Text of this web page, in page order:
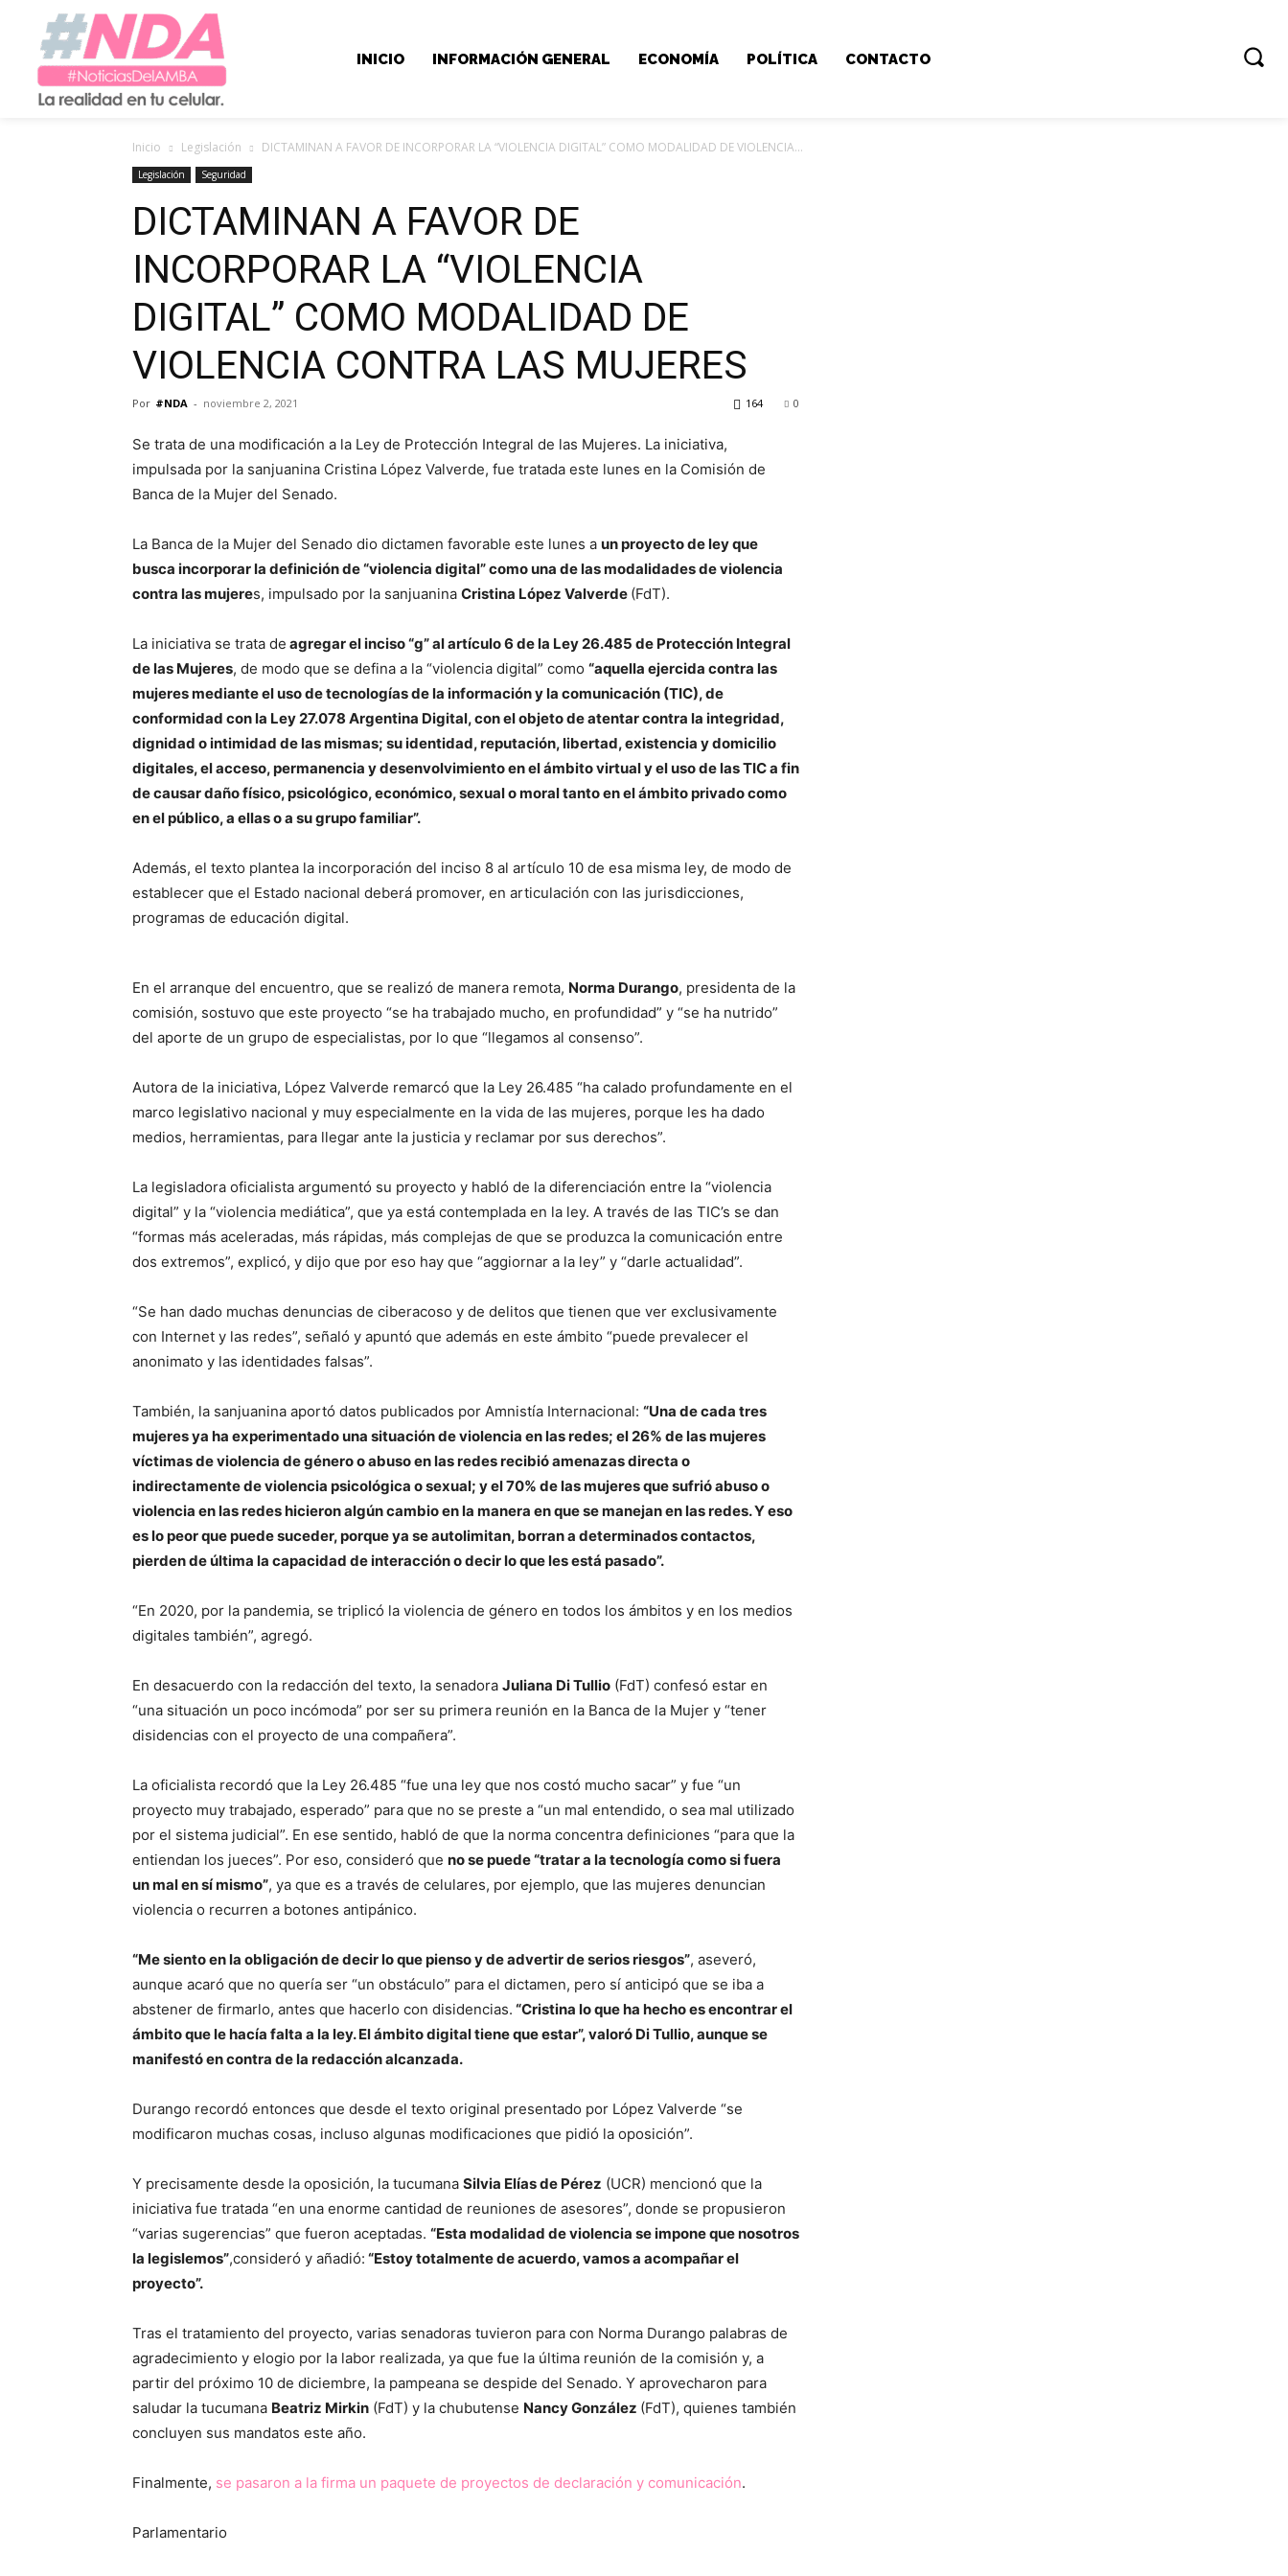
INICIO INFORMACIÓN GENERAL ECONOMÍA POLÍTICA CONTACTO
Inicio Legislación DICTAMINAN A FAVOR DE INCORPORAR LA “VIOLENCIA DIGITAL” COMO MODALIDAD DE VIOLENCIA...
Legislación Seguridad
DICTAMINAN A FAVOR DE
INCORPORAR LA “VIOLENCIA
DIGITAL” COMO MODALIDAD DE
VIOLENCIA CONTRA LAS MUJERES
Por #NDA - noviembre 2, 2021 0
164
Se trata de una modificación a la Ley de Protección Integral de las Mujeres. La iniciativa,
impulsada por la sanjuanina Cristina López Valverde, fue tratada este lunes en la Comisión de
Banca de la Mujer del Senado.
La Banca de la Mujer del Senado dio dictamen favorable este lunes a un proyecto de ley que
busca incorporar la definición de “violencia digital” como una de las modalidades de violencia
contra las mujeres, impulsado por la sanjuanina Cristina López Valverde (FdT).
La iniciativa se trata de agregar el inciso “g” al artículo 6 de la Ley 26.485 de Protección Integral
de las Mujeres, de modo que se defina a la “violencia digital” como “aquella ejercida contra las
mujeres mediante el uso de tecnologías de la información y la comunicación (TIC), de
conformidad con la Ley 27.078 Argentina Digital, con el objeto de atentar contra la integridad,
dignidad o intimidad de las mismas; su identidad, reputación, libertad, existencia y domicilio
digitales, el acceso, permanencia y desenvolvimiento en el ámbito virtual y el uso de las TIC a fin
de causar daño físico, psicológico, económico, sexual o moral tanto en el ámbito privado como
en el público, a ellas o a su grupo familiar”.
Además, el texto plantea la incorporación del inciso 8 al artículo 10 de esa misma ley, de modo de
establecer que el Estado nacional deberá promover, en articulación con las jurisdicciones,
programas de educación digital.
En el arranque del encuentro, que se realizó de manera remota, Norma Durango, presidenta de la
comisión, sostuvo que este proyecto “se ha trabajado mucho, en profundidad” y “se ha nutrido”
del aporte de un grupo de especialistas, por lo que “llegamos al consenso”.
Autora de la iniciativa, López Valverde remarcó que la Ley 26.485 “ha calado profundamente en el
marco legislativo nacional y muy especialmente en la vida de las mujeres, porque les ha dado
medios, herramientas, para llegar ante la justicia y reclamar por sus derechos”.
La legisladora oficialista argumentó su proyecto y habló de la diferenciación entre la “violencia
digital” y la “violencia mediática”, que ya está contemplada en la ley. A través de las TIC’s se dan
“formas más aceleradas, más rápidas, más complejas de que se produzca la comunicación entre
dos extremos”, explicó, y dijo que por eso hay que “aggiornar a la ley” y “darle actualidad”.
“Se han dado muchas denuncias de ciberacoso y de delitos que tienen que ver exclusivamente
con Internet y las redes”, señaló y apuntó que además en este ámbito “puede prevalecer el
anonimato y las identidades falsas”.
También, la sanjuanina aportó datos publicados por Amnistía Internacional: “Una de cada tres
mujeres ya ha experimentado una situación de violencia en las redes; el 26% de las mujeres
víctimas de violencia de género o abuso en las redes recibió amenazas directa o
indirectamente de violencia psicológica o sexual; y el 70% de las mujeres que sufrió abuso o
violencia en las redes hicieron algún cambio en la manera en que se manejan en las redes. Y eso
es lo peor que puede suceder, porque ya se autolimitan, borran a determinados contactos,
pierden de última la capacidad de interacción o decir lo que les está pasado”.
“En 2020, por la pandemia, se triplicó la violencia de género en todos los ámbitos y en los medios
digitales también”, agregó.
En desacuerdo con la redacción del texto, la senadora Juliana Di Tullio (FdT) confesó estar en
“una situación un poco incómoda” por ser su primera reunión en la Banca de la Mujer y “tener
disidencias con el proyecto de una compañera”.
La oficialista recordó que la Ley 26.485 “fue una ley que nos costó mucho sacar” y fue “un
proyecto muy trabajado, esperado” para que no se preste a “un mal entendido, o sea mal utilizado
por el sistema judicial”. En ese sentido, habló de que la norma concentra definiciones “para que la
entiendan los jueces”. Por eso, consideró que no se puede “tratar a la tecnología como si fuera
un mal en sí mismo”, ya que es a través de celulares, por ejemplo, que las mujeres denuncian
violencia o recurren a botones antipánico.
“Me siento en la obligación de decir lo que pienso y de advertir de serios riesgos”, aseveró,
aunque acaró que no quería ser “un obstáculo” para el dictamen, pero sí anticipó que se iba a
abstener de firmarlo, antes que hacerlo con disidencias. “Cristina lo que ha hecho es encontrar el
ámbito que le hacía falta a la ley. El ámbito digital tiene que estar”, valoró Di Tullio, aunque se
manifestó en contra de la redacción alcanzada.
Durango recordó entonces que desde el texto original presentado por López Valverde “se
modificaron muchas cosas, incluso algunas modificaciones que pidió la oposición”.
Y precisamente desde la oposición, la tucumana Silvia Elías de Pérez (UCR) mencionó que la
iniciativa fue tratada “en una enorme cantidad de reuniones de asesores”, donde se propusieron
“varias sugerencias” que fueron aceptadas. “Esta modalidad de violencia se impone que nosotros
la legislemos”,consideró y añadió: “Estoy totalmente de acuerdo, vamos a acompañar el
proyecto”.
Tras el tratamiento del proyecto, varias senadoras tuvieron para con Norma Durango palabras de
agradecimiento y elogio por la labor realizada, ya que fue la última reunión de la comisión y, a
partir del próximo 10 de diciembre, la pampeana se despide del Senado. Y aprovecharon para
saludar la tucumana Beatriz Mirkin (FdT) y la chubutense Nancy González (FdT), quienes también
concluyen sus mandatos este año.
Finalmente, se pasaron a la firma un paquete de proyectos de declaración y comunicación.
Parlamentario